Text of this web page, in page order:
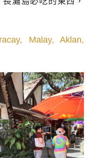
Malay, Aklan,